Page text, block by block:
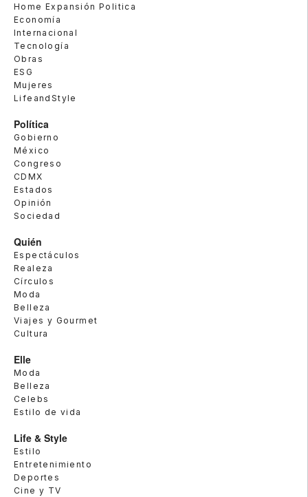
Home Expansión Politica
Economía
Internacional
Tecnología
Obras
ESG
Mujeres
LifeandStyle
Política
Gobierno
México
Congreso
CDMX
Estados
Opinión
Sociedad
Quién
Espectáculos
Realeza
Círculos
Moda
Belleza
Viajes y Gourmet
Cultura
Elle
Moda
Belleza
Celebs
Estilo de vida
Life & Style
Estilo
Entretenimiento
Deportes
Cine y TV